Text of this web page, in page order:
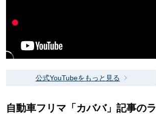
公式YouTubeをもっと見る
自動車フリマ「カババ」記事のラ